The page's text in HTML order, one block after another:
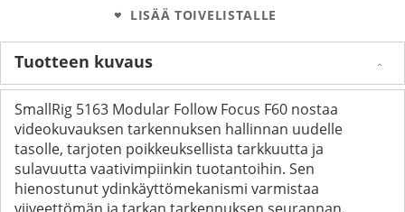
LISÄÄ TOIVELISTALLE
Tuotteen kuvaus
SmallRig 5163 Modular Follow Focus F60 nostaa
videokuvauksen tarkennuksen hallinnan uudelle
tasolle, tarjoten poikkeuksellista tarkkuutta ja
sulavuutta vaativimpiinkin tuotantoihin. Sen
hienostunut ydinkäyttömekanismi varmistaa
viiveettömän ja tarkan tarkennuksen seurannan,